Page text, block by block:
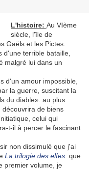
L'histoire: Au VIème
siècle, l'île de
Gaëls et les Pictes.
d'une terrible bataille,
malgré lui dans un
d'un amour impossible,
la guerre, suscitant la
du diable». au plus
de biens
celui qui
t-il à percer le fascinant
non dissimulé que j'ai
La trilogie des elfes que
premier volume, je